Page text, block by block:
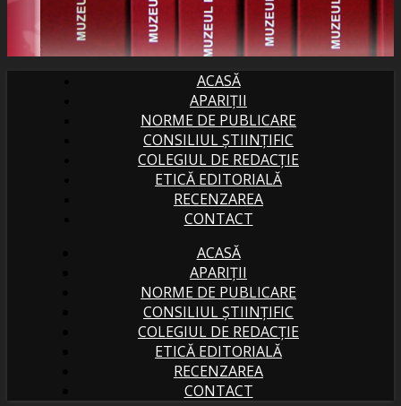
ACASĂ
APARIȚII
NORME DE PUBLICARE
CONSILIUL ȘTIINȚIFIC
COLEGIUL DE REDACȚIE
ETICĂ EDITORIALĂ
RECENZAREA
CONTACT
ACASĂ
APARIȚII
NORME DE PUBLICARE
CONSILIUL ȘTIINȚIFIC
COLEGIUL DE REDACȚIE
ETICĂ EDITORIALĂ
RECENZAREA
CONTACT